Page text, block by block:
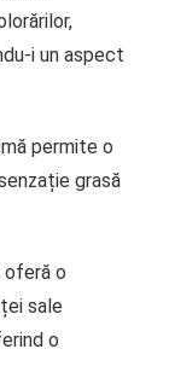
i un aspect
permite o
grasă
oferă o
sale
o